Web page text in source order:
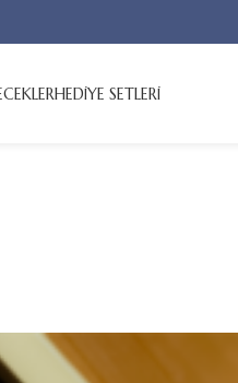
HEDİYE SETLERİ